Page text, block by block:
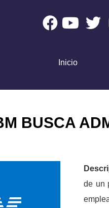
Inicio
BUSCA
de un